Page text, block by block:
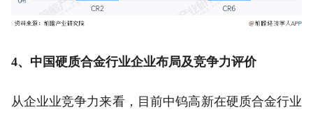
4、中国硬质合金行业企业布局及竞争力评价
从企业业竞争力来看，目前中钨高新在硬质合金行业